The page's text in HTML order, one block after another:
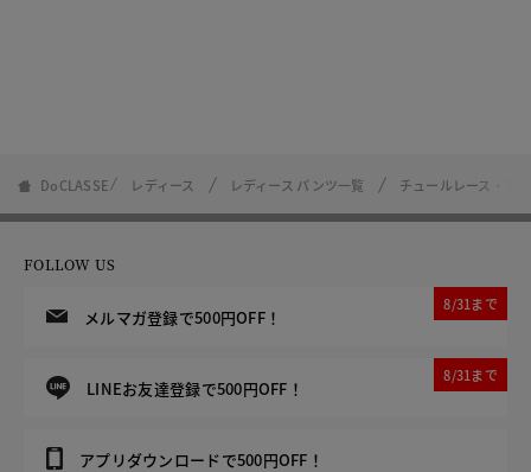
DoCLASSE レディース レディース パンツ一覧 チュールレース・ア
FOLLOW US
メルマガ登録で500円OFF！
8/31まで
LINEお友達登録で500円OFF！
8/31まで
アプリダウンロードで500円OFF！